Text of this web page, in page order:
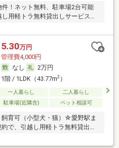
！ネット無料、駐車場2台可能
用軽トラ無料貸出しサービス有
5.30万円
管理費4,000円
なし
2万円
1階 / 1LDK（43.77m2）
一人暮らし
二人暮らし
駐車場(近隣含) ペット相談可
飼育可（小型犬・猫）☆愛野駅ま
で、引越し用軽トラ無料貸出し